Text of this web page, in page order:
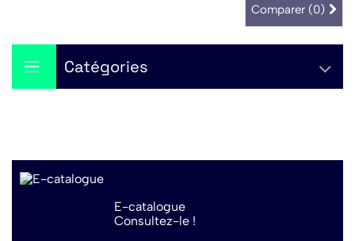
Comparer (0)
Catégories
E-catalogue
Consultez-le !